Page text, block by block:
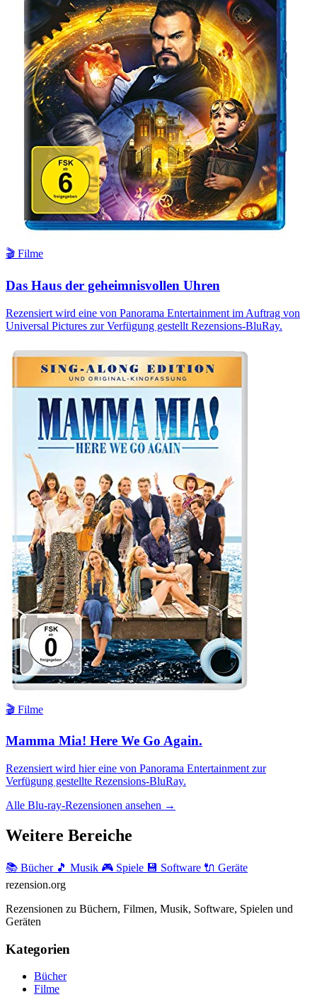
🎬 Filme
Das Haus der geheimnisvollen Uhren
Rezensiert wird eine von Panorama Entertainment im Auftrag von
Universal Pictures zur Verfügung gestellt Rezensions-BluRay.
🎬 Filme
Mamma Mia! Here We Go Again.
Rezensiert wird hier eine von Panorama Entertainment zur
Verfügung gestellte Rezensions-BluRay.
Alle Blu-ray-Rezensionen ansehen →
Weitere Bereiche
📚 Bücher 🎵 Musik 🎮 Spiele 💾 Software 🔌 Geräte
rezension.org
Rezensionen zu Büchern, Filmen, Musik, Software, Spielen und
Geräten
Kategorien
Bücher
Filme